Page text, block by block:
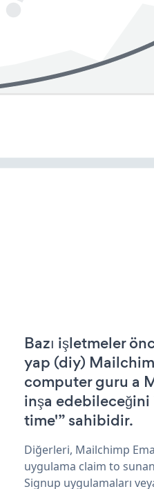
Bazı işletmeler
yap (diy)
computer guru a
inşa
time'” sahibidir.
Diğerleri, Mailchimp
uygulama claim to
Signup uygulamaları